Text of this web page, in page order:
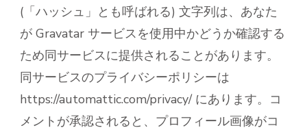
(「ハッシュ」とも呼ばれる) 文字列は、あなた
が Gravatar サービスを使用中かどうか確認する
ため同サービスに提供されることがあります。
同サービスのプライバシーポリシーは
https://automattic.com/privacy/ にあります。コ
メントが承認されると、プロフィール画像がコ